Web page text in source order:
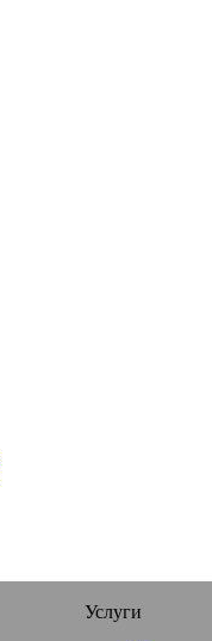
Услуги